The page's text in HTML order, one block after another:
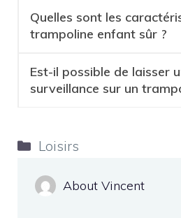
Quelles sont les
trampoline enfant sûr ?
Est-il possible de laisser
surveillance sur un
Catégories
Loisirs
About Vincent